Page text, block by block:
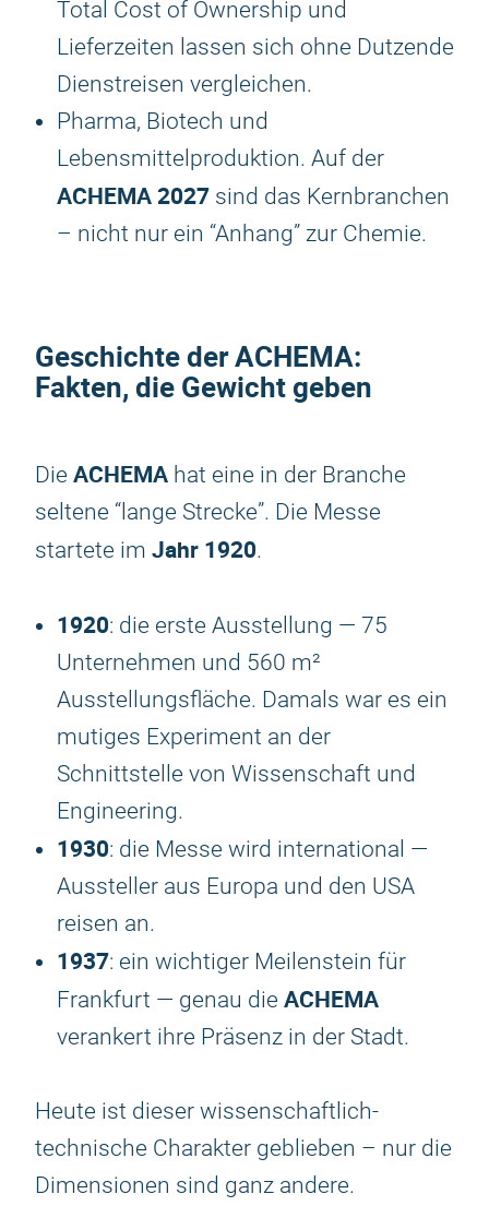
Total Cost of Ownership und
Lieferzeiten lassen sich ohne Dutzende
Dienstreisen vergleichen.
Pharma, Biotech und
Lebensmittelproduktion. Auf der
ACHEMA 2027 sind das Kernbranchen
– nicht nur ein “Anhang” zur Chemie.
Geschichte derACHEMA:
Fakten, die Gewicht geben
Die ACHEMA hat eine in der Branche
seltene “lange Strecke”. Die Messe
startete im Jahr 1920.
1920: die erste Ausstellung — 75
Unternehmen und 560 m²
Ausstellungsfläche. Damals war es ein
mutiges Experiment an der
Schnittstelle von Wissenschaft und
Engineering.
1930: die Messe wird international —
Aussteller aus Europa und den USA
reisen an.
1937: ein wichtiger Meilenstein für
Frankfurt — genau die ACHEMA
verankert ihre Präsenz in der Stadt.
Heute ist dieser wissenschaftlich-
technische Charakter geblieben – nur die
Dimensionen sind ganz andere.